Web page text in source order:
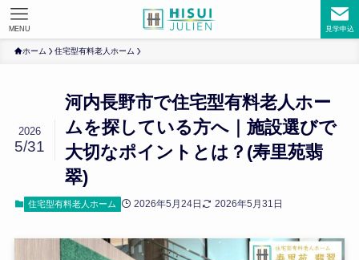
見学申込
MENU
ホーム 住宅型有料老人ホーム
河内長野市で住宅型有料老人ホー
ムを探している方へ｜施設選びで
大切なポイントとは？(寿里苑翡
翠)
2026
5/31
住宅型有料老人ホーム 2026年5月24日 2026年5月31日